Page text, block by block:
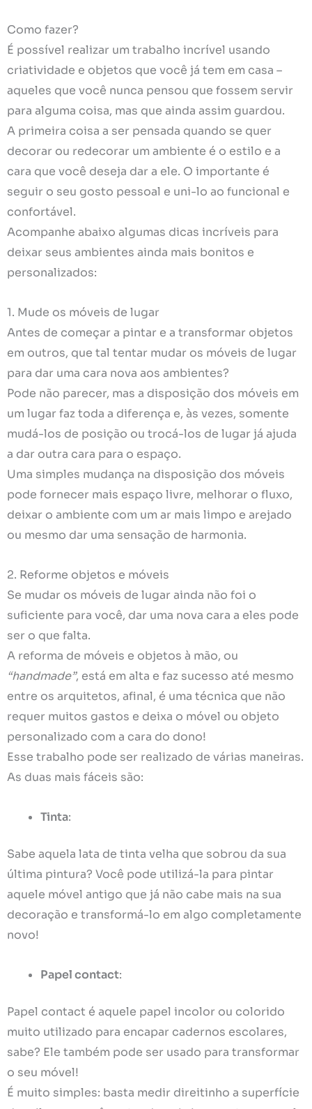
Como fazer?
É possível realizar um trabalho incrível usando
criatividade e objetos que você já tem em casa –
aqueles que você nunca pensou que fossem servir
para alguma coisa, mas que ainda assim guardou.
A primeira coisa a ser pensada quando se quer
decorar ou redecorar um ambiente é o estilo e a
cara que você deseja dar a ele. O importante é
seguir o seu gosto pessoal e uni-lo ao funcional e
confortável.
Acompanhe abaixo algumas dicas incríveis para
deixar seus ambientes ainda mais bonitos e
personalizados:
1. Mude os móveis de lugar
Antes de começar a pintar e a transformar objetos
em outros, que tal tentar mudar os móveis de lugar
para dar uma cara nova aos ambientes?
Pode não parecer, mas a disposição dos móveis em
um lugar faz toda a diferença e, às vezes, somente
mudá-los de posição ou trocá-los de lugar já ajuda
a dar outra cara para o espaço.
Uma simples mudança na disposição dos móveis
pode fornecer mais espaço livre, melhorar o fluxo,
deixar o ambiente com um ar mais limpo e arejado
ou mesmo dar uma sensação de harmonia.
2. Reforme objetos e móveis
Se mudar os móveis de lugar ainda não foi o
suficiente para você, dar uma nova cara a eles pode
ser o que falta.
A reforma de móveis e objetos à mão, ou
“handmade”, está em alta e faz sucesso até mesmo
entre os arquitetos, afinal, é uma técnica que não
requer muitos gastos e deixa o móvel ou objeto
personalizado com a cara do dono!
Esse trabalho pode ser realizado de várias maneiras.
As duas mais fáceis são:
Tinta:
Sabe aquela lata de tinta velha que sobrou da sua
última pintura? Você pode utilizá-la para pintar
aquele móvel antigo que já não cabe mais na sua
decoração e transformá-lo em algo completamente
novo!
Papel contact:
Papel contact é aquele papel incolor ou colorido
muito utilizado para encapar cadernos escolares,
sabe? Ele também pode ser usado para transformar
o seu móvel!
É muito simples: basta medir direitinho a superfície